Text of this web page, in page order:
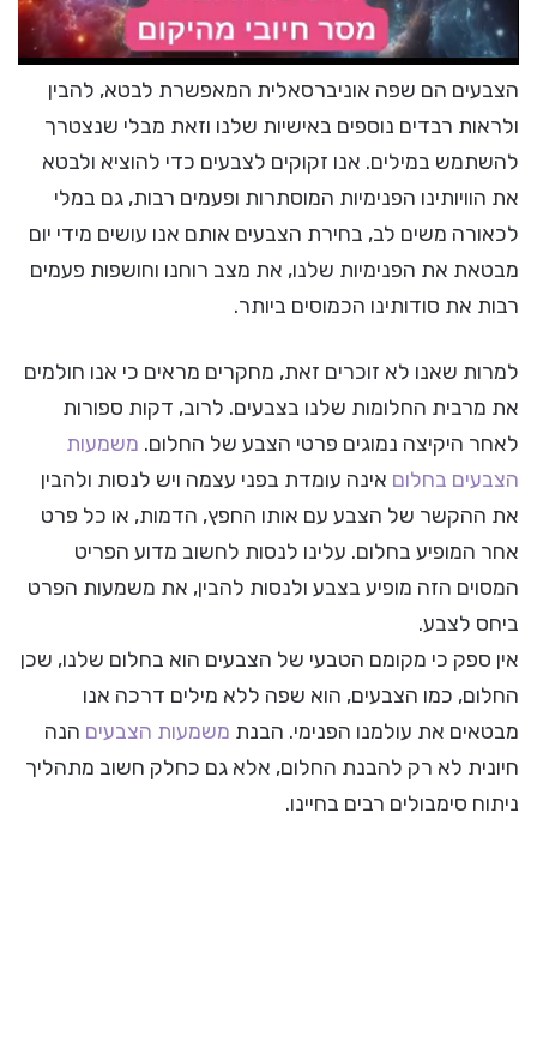
הצבעים הם שפה אוניברסאלית המאפשרת לבטא, להבין
ולראות רבדים נוספים באישיות שלנו וזאת מבלי שנצטרך
להשתמש במילים. אנו זקוקים לצבעים כדי להוציא ולבטא
את הוויותינו הפנימיות המוסתרות ופעמים רבות, גם במלי
לכאורה משים לב, בחירת הצבעים אותם אנו עושים מידי יום
מבטאת את הפנימיות שלנו, את מצב רוחנו וחושפות פעמים
רבות את סודותינו הכמוסים ביותר.
למרות שאנו לא זוכרים זאת, מחקרים מראים כי אנו חולמים
את מרבית החלומות שלנו בצבעים. לרוב, דקות ספורות
לאחר היקיצה נמוגים פרטי הצבע של החלום. משמעות
הצבעים בחלום אינה עומדת בפני עצמה ויש לנסות ולהבין
את ההקשר של הצבע עם אותו החפץ, הדמות, או כל פרט
אחר המופיע בחלום. עלינו לנסות לחשוב מדוע הפריט
המסוים הזה מופיע בצבע ולנסות להבין, את משמעות הפרט
ביחס לצבע.
אין ספק כי מקומם הטבעי של הצבעים הוא בחלום שלנו, שכן
החלום, כמו הצבעים, הוא שפה ללא מילים דרכה אנו
מבטאים את עולמנו הפנימי. הבנת משמעות הצבעים הנה
חיונית לא רק להבנת החלום, אלא גם כחלק חשוב מתהליך
ניתוח סימבולים רבים בחיינו.